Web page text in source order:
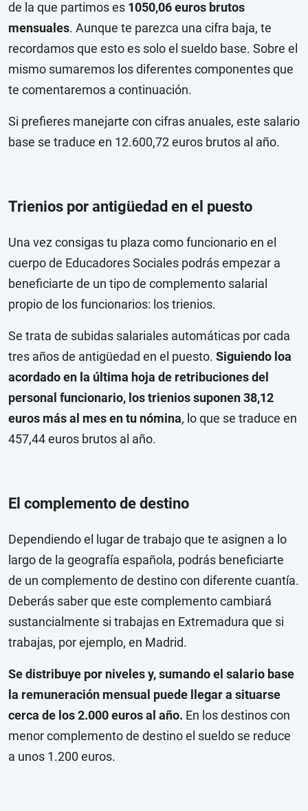
de la que partimos es 1050,06 euros brutos
mensuales. Aunque te parezca una cifra baja, te
recordamos que esto es solo el sueldo base. Sobre el
mismo sumaremos los diferentes componentes que
te comentaremos a continuación.
Si prefieres manejarte con cifras anuales, este salario
base se traduce en 12.600,72 euros brutos al año.
Trienios por antigüedad en el puesto
Una vez consigas tu plaza como funcionario en el
cuerpo de Educadores Sociales podrás empezar a
beneficiarte de un tipo de complemento salarial
propio de los funcionarios: los trienios.
Se trata de subidas salariales automáticas por cada
tres años de antigüedad en el puesto. Siguiendo loa
acordado en la última hoja de retribuciones del
personal funcionario, los trienios suponen 38,12
euros más al mes en tu nómina, lo que se traduce en
457,44 euros brutos al año.
El complemento de destino
Dependiendo el lugar de trabajo que te asignen a lo
largo de la geografía española, podrás beneficiarte
de un complemento de destino con diferente cuantía.
Deberás saber que este complemento cambiará
sustancialmente si trabajas en Extremadura que si
trabajas, por ejemplo, en Madrid.
Se distribuye por niveles y, sumando el salario base
la remuneración mensual puede llegar a situarse
cerca de los 2.000 euros al año. En los destinos con
menor complemento de destino el sueldo se reduce
a unos 1.200 euros.